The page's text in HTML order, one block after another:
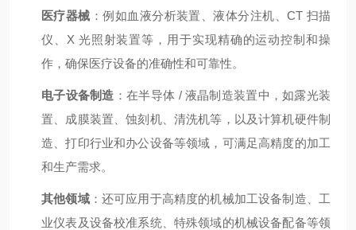
医疗器械 ：例如血液分析装置、液体分注机、CT 扫描
仪、X 光照射装置等，用于实现精确的运动控制和操
作，确保医疗设备的准确性和可靠性。
电子设备制造 ：在半导体 / 液晶制造装置中，如露光装
置、成膜装置、蚀刻机、清洗机等，以及计算机硬件制
造、打印行业和办公设备等领域，可满足高精度的加工
和生产需求。
其他领域：还可应用于高精度的机械加工设备制造、工
业仪表及设备校准系统、特殊领域的机械设备配备等领